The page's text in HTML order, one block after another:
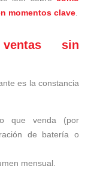
momentos clave.
sin
es la constancia
que venda (por
de batería o
mensual.